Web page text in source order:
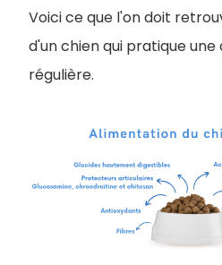
Voici ce que l'on doit
d'un chien qui pratique
régulière.